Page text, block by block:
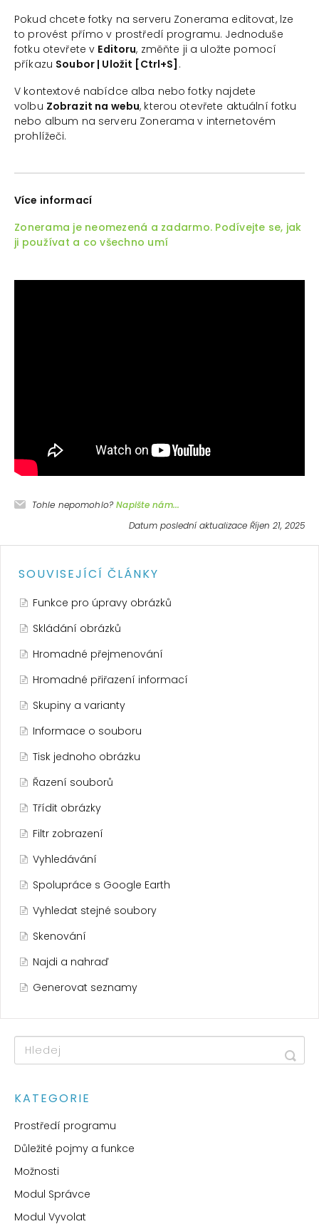
Pokud chcete fotky na serveru Zonerama editovat, lze
to provést přímo v prostředí programu. Jednoduše
fotku otevřete v Editoru, změňte ji a uložte pomocí
příkazu Soubor | Uložit [Ctrl+S] .
V kontextové nabídce alba nebo fotky najdete
volbu Zobrazit na webu, kterou otevřete aktuální fotku
nebo album na serveru Zonerama v internetovém
prohlížeči.
Více informací
Zonerama je neomezená a zadarmo. Podívejte se, jak
ji používat a co všechno umí
Tohle nepomohlo?Napište nám...
Datum poslední aktualizace Říjen 21, 2025
SOUVISEJÍCÍ ČLÁNKY
Funkce pro úpravy obrázků
Skládání obrázků
Hromadné přejmenování
Hromadné přiřazení informací
Skupiny a varianty
Informace o souboru
Tisk jednoho obrázku
Řazení souborů
Třídit obrázky
Filtr zobrazení
Vyhledávání
Spolupráce s Google Earth
Vyhledat stejné soubory
Skenování
Najdi a nahraď
Generovat seznamy
KATEGORIE
Prostředí programu
Důležité pojmy a funkce
Možnosti
Modul Správce
Modul Vyvolat